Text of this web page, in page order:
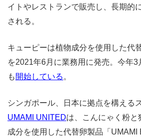
イトやレストランで販売し、長期的
される。
キューピーは植物成分を使用した代
を2021年6月に業務用に発売。今年3
も 開始している 。
シンガポール、日本に拠点を構える
UMAMI UNITEDは、こんにゃく粉と
成分を使用した代替卵製品「UMAMI